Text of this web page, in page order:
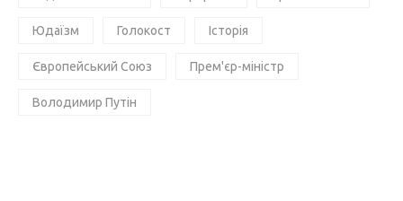
Юдаїзм Голокост Історія
Європейський Союз Прем'єр-міністр
Володимир Путін